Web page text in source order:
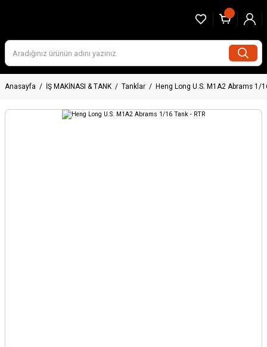
Anasayfa İŞ MAKİNASI & TANK Tanklar Heng Long U.S. M1A2 Abrams 1/